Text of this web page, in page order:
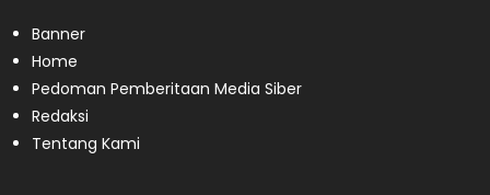
Banner
Home
Pedoman Pemberitaan Media Siber
Redaksi
Tentang Kami